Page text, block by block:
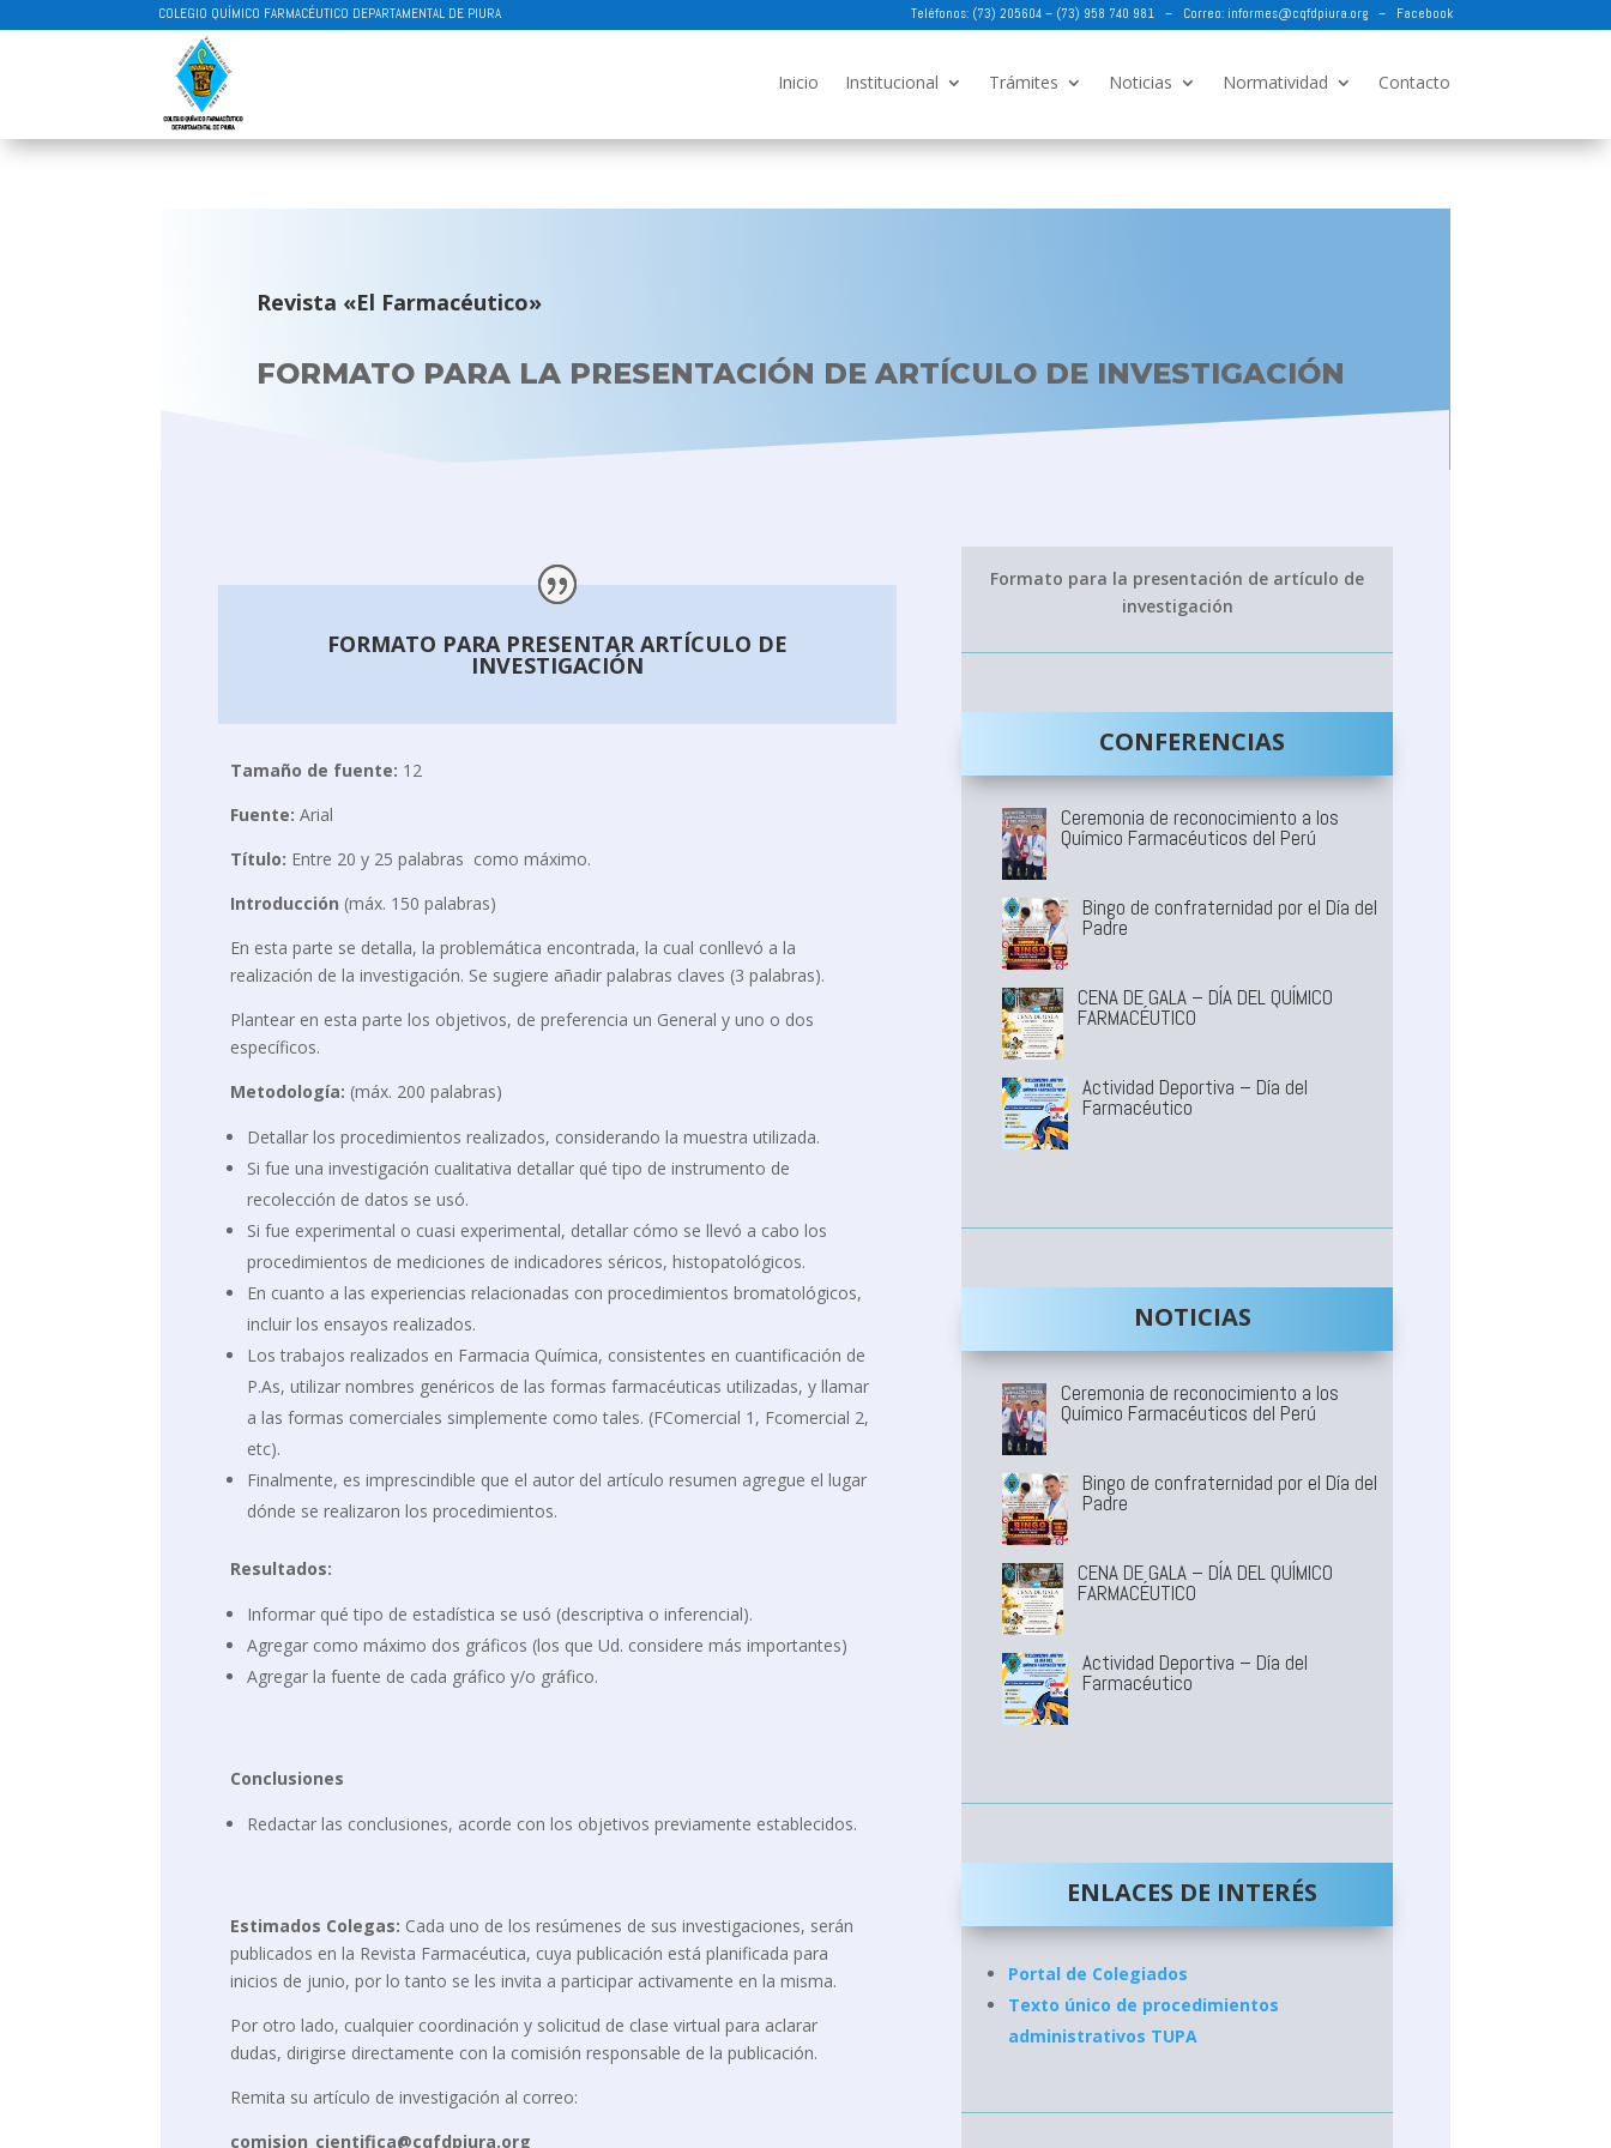
COLEGIO QUÍMICO FARMACÉUTICO DEPARTAMENTAL DE PIURA Teléfonos: (73) 205604 – (73) 958 740 981 – Correo: informes@cqfdpiura.org– Facebook
Inicio Institucional Trámites Noticias Normatividad Contacto
Revista «El Farmacéutico»
FORMATO PARA LA PRESENTACIÓN DE ARTÍCULO DE INVESTIGACIÓN
FORMATO PARA PRESENTAR ARTÍCULO DE
INVESTIGACIÓN
Tamaño de fuente: 12
Fuente: Arial
Título: Entre 20 y 25 palabras como máximo.
Introducción (máx. 150 palabras)
En esta parte se detalla, la problemática encontrada, la cual conllevó a la
realización de la investigación. Se sugiere añadir palabras claves (3 palabras).
Plantear en esta parte los objetivos, de preferencia un General y uno o dos
específicos.
Metodología: (máx. 200 palabras)
Detallar los procedimientos realizados, considerando la muestra utilizada.
Si fue una investigación cualitativa detallar qué tipo de instrumento de
recolección de datos se usó.
Si fue experimental o cuasi experimental, detallar cómo se llevó a cabo los
procedimientos de mediciones de indicadores séricos, histopatológicos.
En cuanto a las experiencias relacionadas con procedimientos bromatológicos,
incluir los ensayos realizados.
Los trabajos realizados en Farmacia Química, consistentes en cuantificación de
P.As, utilizar nombres genéricos de las formas farmacéuticas utilizadas, y llamar
a las formas comerciales simplemente como tales. (FComercial 1, Fcomercial 2,
etc).
Finalmente, es imprescindible que el autor del artículo resumen agregue el lugar
dónde se realizaron los procedimientos.
Resultados:
Informar qué tipo de estadística se usó (descriptiva o inferencial).
Agregar como máximo dos gráficos (los que Ud. considere más importantes)
Agregar la fuente de cada gráfico y/o gráfico.
Conclusiones
Redactar las conclusiones, acorde con los objetivos previamente establecidos.
Estimados Colegas: Cada uno de los resúmenes de sus investigaciones, serán
publicados en la Revista Farmacéutica, cuya publicación está planificada para
inicios de junio, por lo tanto se les invita a participar activamente en la misma.
Por otro lado, cualquier coordinación y solicitud de clase virtual para aclarar
dudas, dirigirse directamente con la comisión responsable de la publicación.
Remita su artículo de investigación al correo:
comision_cientifica@cqfdpiura.org
Formato para la presentación de artículo de
investigación
CONFERENCIAS
Ceremonia de reconocimiento a los
Químico Farmacéuticos del Perú
Bingo de confraternidad por el Día del
Padre
CENA DE GALA – DÍA DEL QUÍMICO
FARMACÉUTICO
Actividad Deportiva – Día del
Farmacéutico
NOTICIAS
Ceremonia de reconocimiento a los
Químico Farmacéuticos del Perú
Bingo de confraternidad por el Día del
Padre
CENA DE GALA – DÍA DEL QUÍMICO
FARMACÉUTICO
Actividad Deportiva – Día del
Farmacéutico
ENLACES DE INTERÉS
Portal de Colegiados
Texto único de procedimientos
administrativos TUPA